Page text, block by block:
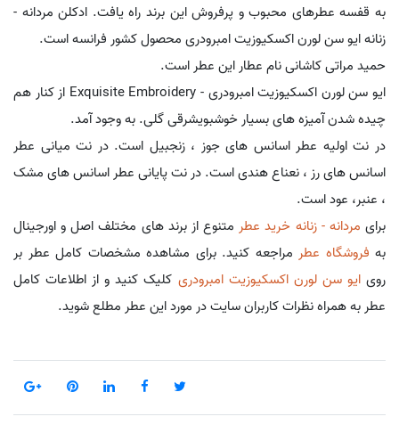
به قفسه عطرهای محبوب و پرفروش این برند راه یافت. ادکلن مردانه -
زنانه ایو سن لورن اکسکیوزیت امبرودری محصول کشور فرانسه است.
حمید مراتی کاشانی نام عطار این عطر است.
ایو سن لورن اکسکیوزیت امبرودری - Exquisite Embroidery از کنار هم
چیده شدن آمیزه های بسیار خوشبویشرقی گلی. به وجود آمد.
در نت اولیه عطر اسانس های جوز ، زنجبیل است. در نت میانی عطر
اسانس های رز ، نعناع هندی است. در نت پایانی عطر اسانس های مشک
، عنبر، عود است.
برای مردانه - زنانه خرید عطر متنوع از برند های مختلف اصل و اورجینال
به فروشگاه عطر مراجعه کنید. برای مشاهده مشخصات کامل عطر بر
رویایو سن لورن اکسکیوزیت امبرودری کلیک کنید و از اطلاعات کامل
عطر به همراه نظرات کاربران سایت در مورد این عطر مطلع شوید.